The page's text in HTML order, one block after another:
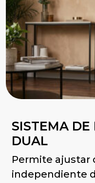
SISTEMA
DUAL
Permite ajustar
independiente